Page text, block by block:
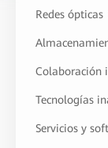
Redes ópticas
Colaboración
Tecnologías
Servicios y